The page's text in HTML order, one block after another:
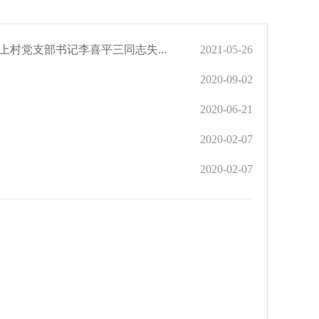
村党支部书记李喜平三同志失... 2021-05-26
2020-09-02
2020-06-21
2020-02-07
2020-02-07